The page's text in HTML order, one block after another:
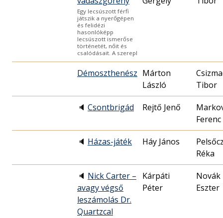
Egy lecsúszott férfi
játszik a nyerőgépen
és felidézi
hasonlóképp
lecsúszott ismerőse
történetét, nőit és
csalódásait. A szerepl
Démoszthenész Márton
László
Tibor
🔈 Csontbrigád Rejtő Jenő
Ferenc
🔈 Házas-játék Háy János
Réka
🔈 Nick Carter –
avagy végső
leszámolás Dr.
Quartzcal
Kárpáti
Péter
Novák
Eszter